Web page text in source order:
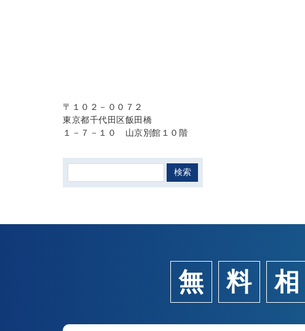
〒１０２－００７２
東京都千代田区飯田橋
１－７－１０ 山京別館１０階
無 料 相